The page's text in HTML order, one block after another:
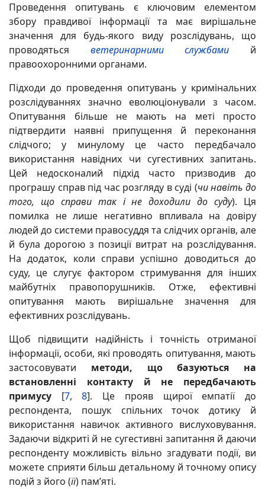
Проведення опитувань є ключовим елементом
збору правдивої інформації та має вирішальне
значення для будь-якого виду розслідувань, що
проводяться ветеринарними службами й
правоохоронними органами.
Підходи до проведення опитувань у кримінальних
розслідуваннях значно еволюціонували з часом.
Опитування більше не мають на меті просто
підтвердити наявні припущення й переконання
слідчого; у минулому це часто передбачало
використання навідних чи сугестивних запитань.
Цей недосконалий підхід часто призводив до
програшу справ під час розгляду в суді (чи навіть до
того, що справи так і не доходили до суду). Ця
помилка не лише негативно впливала на довіру
людей до системи правосуддя та слідчих органів, але
й була дорогою з позиції витрат на розслідування.
На додаток, коли справи успішно доводиться до
суду, це слугує фактором стримування для інших
майбутніх правопорушників. Отже, ефективні
опитування мають вирішальне значення для
ефективних розслідувань.
Щоб підвищити надійність і точність отриманої
інформації, особи, які проводять опитування, мають
застосовувати методи, що базуються на
встановленні контакту й не передбачають
примусу [7,8]. Це прояв щирої емпатії до
респондента, пошук спільних точок дотику й
використання навичок активного вислуховування.
Задаючи відкриті й не сугестивні запитання й даючи
респонденту можливість вільно згадувати події, ви
можете сприяти більш детальному й точному опису
подій з його (її) пам’яті.